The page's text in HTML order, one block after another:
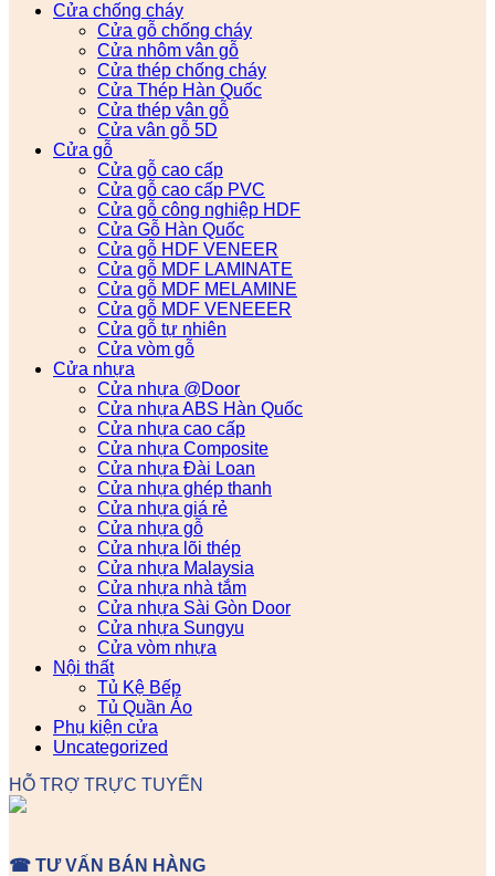
Cửa chống cháy
Cửa gỗ chống cháy
Cửa nhôm vân gỗ
Cửa thép chống cháy
Cửa Thép Hàn Quốc
Cửa thép vân gỗ
Cửa vân gỗ 5D
Cửa gỗ
Cửa gỗ cao cấp
Cửa gỗ cao cấp PVC
Cửa gỗ công nghiệp HDF
Cửa Gỗ Hàn Quốc
Cửa gỗ HDF VENEER
Cửa gỗ MDF LAMINATE
Cửa gỗ MDF MELAMINE
Cửa gỗ MDF VENEEER
Cửa gỗ tự nhiên
Cửa vòm gỗ
Cửa nhựa
Cửa nhựa @Door
Cửa nhựa ABS Hàn Quốc
Cửa nhựa cao cấp
Cửa nhựa Composite
Cửa nhựa Đài Loan
Cửa nhựa ghép thanh
Cửa nhựa giá rẻ
Cửa nhựa gỗ
Cửa nhựa lõi thép
Cửa nhựa Malaysia
Cửa nhựa nhà tắm
Cửa nhựa Sài Gòn Door
Cửa nhựa Sungyu
Cửa vòm nhựa
Nội thất
Tủ Kệ Bếp
Tủ Quần Áo
Phụ kiện cửa
Uncategorized
HỖ TRỢ TRỰC TUYẾN
☎ TƯ VẤN BÁN HÀNG